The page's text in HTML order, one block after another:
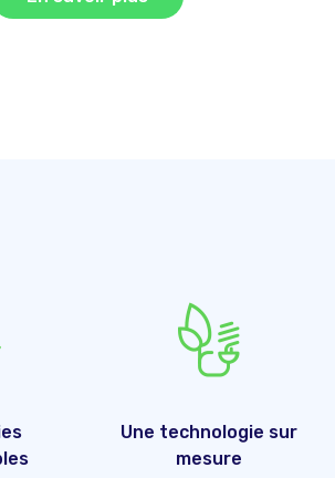
Une technologie sur
mesure